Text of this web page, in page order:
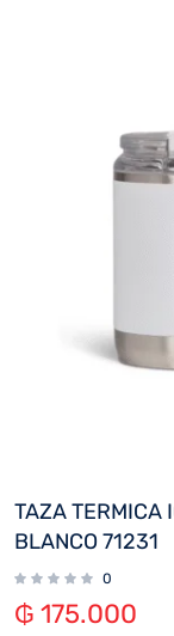
TAZA
BLANCO 71231
0
₲ 175.000